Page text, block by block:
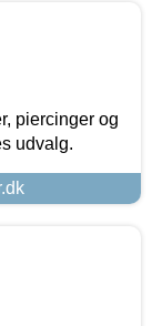
piercinger og
udvalg.